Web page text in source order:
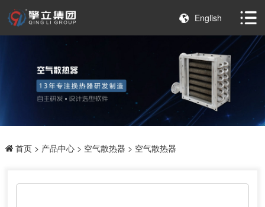
English
首页> 产品中心> 空气散热器 > 空气散热器